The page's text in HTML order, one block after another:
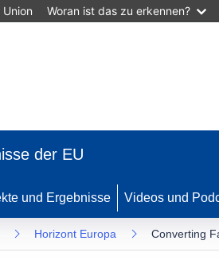
Woran ist das zu erkennen?
der EU
und Ergebnisse Videos und
Horizont Europa Converting